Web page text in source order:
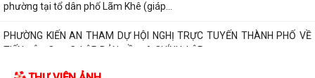
phường tại tổ dân phố Lãm Khê (giáp...
PHƯỜNG KIẾN AN THAM DỰ HỘI NGHỊ TRỰC TUYẾN THÀNH PHỐ VỀ
TIẾN ĐỘ ĐO ĐẠC, LẬP BẢN ĐỒ ĐỊA CHÍNH, LẬP...